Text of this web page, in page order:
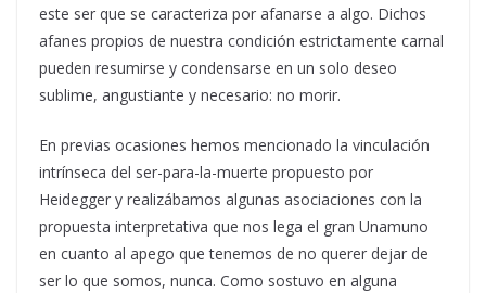
este ser que se caracteriza por afanarse a algo. Dichos
afanes propios de nuestra condición estrictamente carnal
pueden resumirse y condensarse en un solo deseo
sublime, angustiante y necesario: no morir.
En previas ocasiones hemos mencionado la vinculación
intrínseca del ser-para-la-muerte propuesto por
Heidegger y realizábamos algunas asociaciones con la
propuesta interpretativa que nos lega el gran Unamuno
en cuanto al apego que tenemos de no querer dejar de
ser lo que somos, nunca. Como sostuvo en alguna